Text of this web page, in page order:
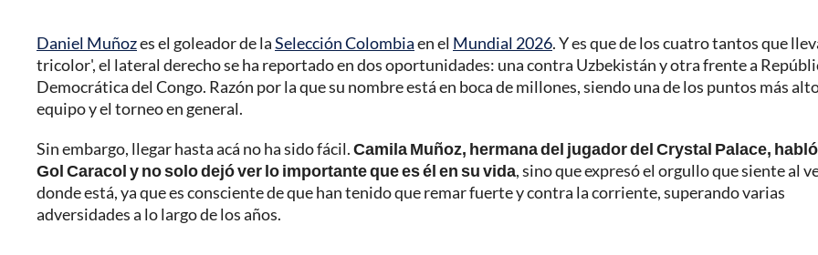
Daniel Muñozes el goleador de laSelección Colombiaen el Mundial 2026. Y es que de los cuatro tantos que
tricolor', el lateral derecho se ha reportado en dos oportunidades: una contra Uzbekistán y otra frente a
Democrática del Congo. Razón por la que su nombre está en boca de millones, siendo una de los puntos más
equipo y el torneo en general.
Sin embargo, llegar hasta acá no ha sido fácil.Camila Muñoz, hermana del jugador del Crystal Palace,
Gol Caracol y no solo dejó ver lo importante que es él en su vida, sino que expresó el orgullo que siente al
donde está, ya que es consciente de que han tenido que remar fuerte y contra la corriente, superando varias
adversidades a lo largo de los años.